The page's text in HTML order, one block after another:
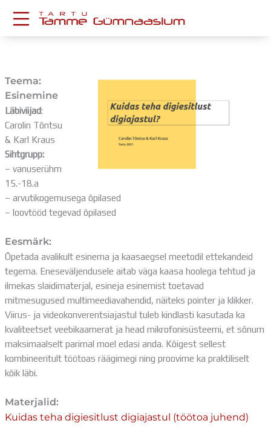
content
Drive
Tamme TV
Koorilaul
ÕPPETÖÖ
Tunniplaan
Aastaplaan
Õppekava
Huviringid
Õpilastööd (UPT)
Distantsõpe
Kodukord
Projektid
ÜLDINFO
Sisseastumine
Meie kool
Dokumendid
Lapsevanemale
Vilistlastele
Toitlustamine
Teema:
Esinemine
Läbiviijad:
Carolin Tõntsu
& Karl Kraus
Sihtgrupp:
– vanuserühm
15.-18.a
– arvutikogemusega õpilased
– loovtööd tegevad õpilased
Eesmärk:
Õpetada avalikult esinema ja kaasaegsel meetodil ettekandeid
tegema. Eneseväljendusele aitab väga kaasa hoolega tehtud ja
ilmekas slaidimaterjal, esineja esinemist toetavad
mitmesugused multimeediavahendid, näiteks pointer ja klikker.
Viirus- ja videokonverentsiajastul tuleb kindlasti kasutada ka
kvaliteetset veebikaamerat ja head mikrofonisüsteemi, et sõnum
maksimaalselt parimal moel edasi anda. Kõigest sellest
kombineeritult töötoas räägimegi ning proovime ka praktiliselt
kõik läbi.
Materjalid:
Kuidas teha digiesitlust digiajastul (töötoa juhend)